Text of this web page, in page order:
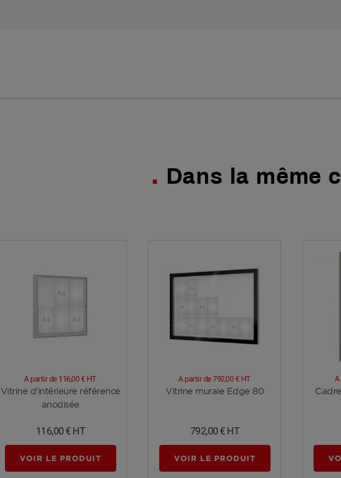
Dans la même
Voir plus
Vitrine d'intérieure référence
anodisée
A partir de 116,00 € HT
116,00 € HT
VOIR LE PRODUIT
Voir plus
Vitrine murale Edge 80
A partir de792,00 € HT
792,00 € HT
VOIR LE PRODUIT
A